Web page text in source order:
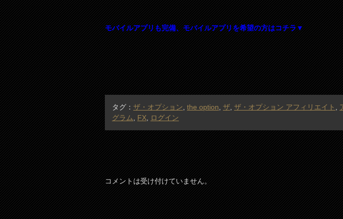
モバイルアプリも完備、モバイルアプリを希望の方はコチラ▼
タグ： ザ・オプション the option ザ ザ・オプション アフィリエイト
グラム
FX ログイン
コメントは受け付けていません。